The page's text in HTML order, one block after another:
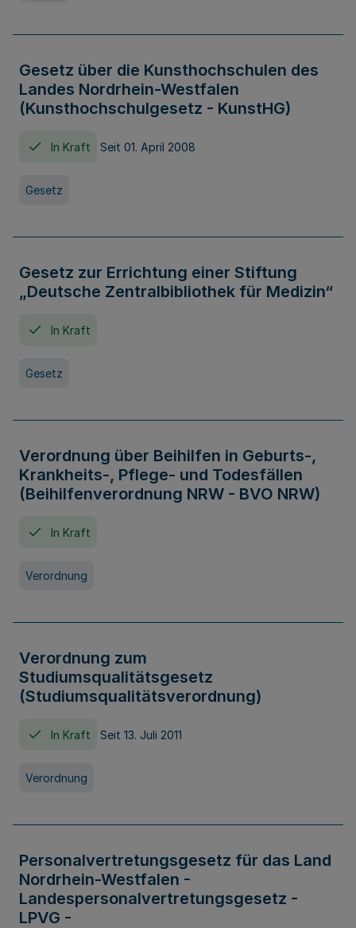
Gesetz über die Kunsthochschulen des
Landes Nordrhein-Westfalen
(Kunsthochschulgesetz - KunstHG)
In Kraft Seit 01. April 2008
Gesetz
Gesetz zur Errichtung einer Stiftung
„Deutsche Zentralbibliothek für Medizin“
In Kraft
Gesetz
Verordnung über Beihilfen in Geburts-,
Krankheits-, Pflege- und Todesfällen
(Beihilfenverordnung NRW - BVO NRW)
In Kraft
Verordnung
Verordnung zum
Studiumsqualitätsgesetz
(Studiumsqualitätsverordnung)
In Kraft Seit 13. Juli 2011
Verordnung
Personalvertretungsgesetz für das Land
Nordrhein-Westfalen -
Landespersonalvertretungsgesetz -
LPVG -